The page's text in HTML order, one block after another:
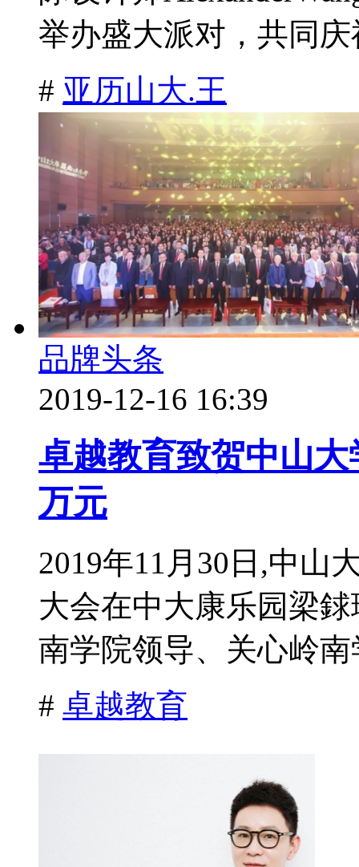
举办盛大派对，共同庆
# 亚历山大.王
品牌头条
2019-12-16 16:39
卓越教育致贺中山
万元
2019年11月30日,中山
大会在中大康乐园梁
南学院领导、关心岭南
# 卓越教育